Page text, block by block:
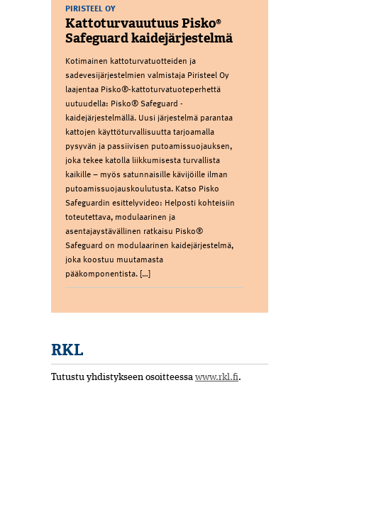
PIRISTEEL OY
Kattoturvauutuus Pisko®
Safeguard kaidejärjestelmä
Kotimainen kattoturvatuotteiden ja
sadevesijärjestelmien valmistaja Piristeel Oy
laajentaa Pisko®-kattoturvatuoteperhettä
uutuudella: Pisko® Safeguard -
kaidejärjestelmällä. Uusi järjestelmä parantaa
kattojen käyttöturvallisuutta tarjoamalla
pysyvän ja passiivisen putoamissuojauksen,
joka tekee katolla liikkumisesta turvallista
kaikille – myös satunnaisille kävijöille ilman
putoamissuojauskoulutusta. Katso Pisko
Safeguardin esittelyvideo: Helposti kohteisiin
toteutettava, modulaarinen ja
asentajaystävällinen ratkaisu Pisko®
Safeguard on modulaarinen kaidejärjestelmä,
joka koostuu muutamasta
pääkomponentista. […]
RKL
Tutustu yhdistykseen osoitteessa www.rkl.fi.